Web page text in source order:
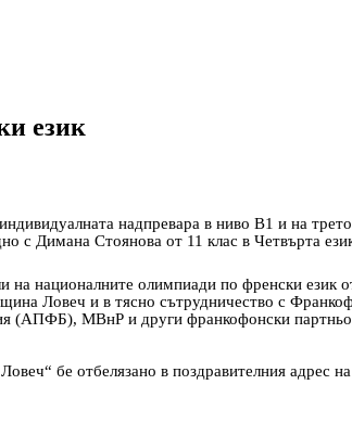
език
надпревара в ниво В1 и на
с Димана Стоянова от 11 клас в Четвърта
на националните олимпиади по френски език
Ловеч и в тясно сътрудничество с
(АПФБ), МВнР и други франкофонски
бе отбелязано в поздравителния адрес